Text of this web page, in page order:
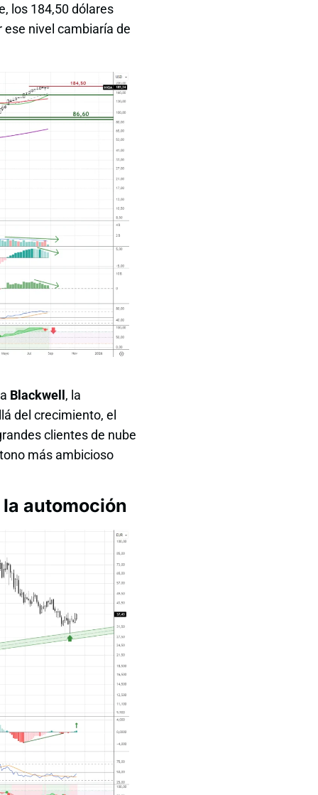
los 184,50 dólares
ese nivel cambiaría de
Blackwell , la
del crecimiento, el
clientes de nube
más ambicioso
automoción